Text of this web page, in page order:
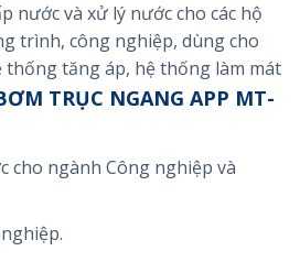
nước và xử lý nước cho các hộ
trình, công nghiệp, dùng cho
thống tăng áp, hệ thống làm mát
TRỤC NGANG APP MT-
cho ngành Công nghiệp và